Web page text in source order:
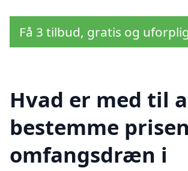
Få 3 tilbud, gratis og
Hvad er med til
bestemme
omfangsdræn i